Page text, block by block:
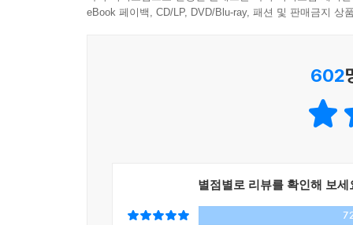
확장되고 있다. 영어덜트 문학은 배경이 되는
놓인 10대 주인공의 모습을 통해 타인에게 공감
사회의 근본적인 문제를 녹여 내면서 문학적 감동
독자의 마음을 감동으로 채워 줄 이야기꾼의 등장
손원평 작가는 그동안 「인간적으로 정이 안
eBook 페이백, CD/LP, DVD/Blu-ray, 패션 및 판매금지 상
602
별점별로 리뷰를 확인해 보세